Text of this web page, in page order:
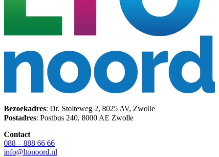
Bezoekadres: Dr. Stolteweg 2, 8025 AV, Zwolle
Postadres: Postbus 240, 8000 AE Zwolle
Contact
088 – 888 66 66
info@ltonoord.nl